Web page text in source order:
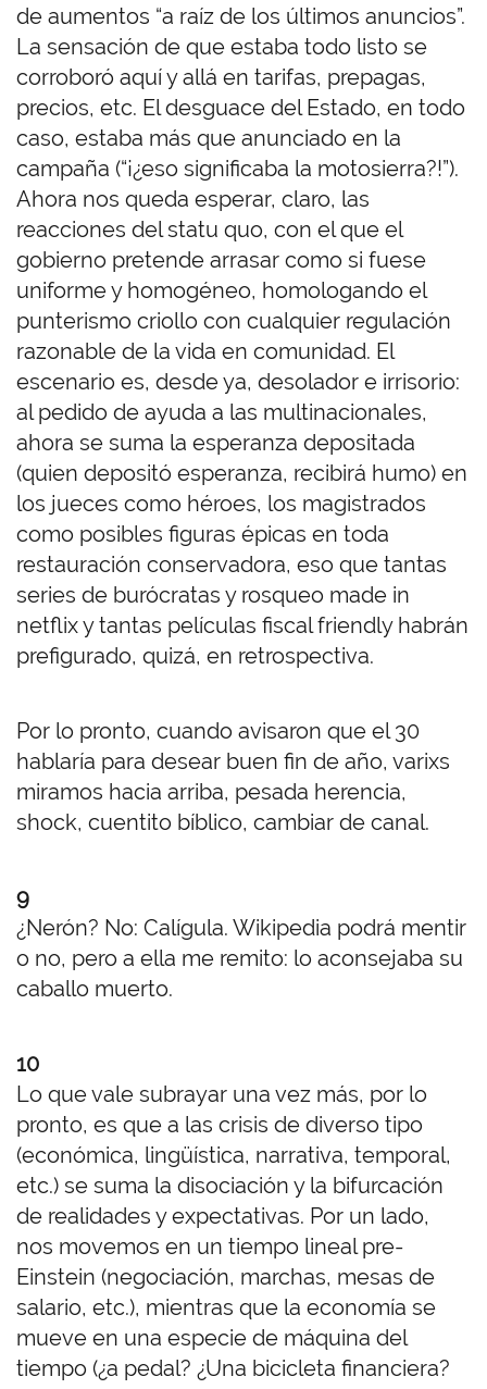
de aumentos “a raíz de los últimos anuncios”.
La sensación de que estaba todo listo se
corroboró aquí y allá en tarifas, prepagas,
precios, etc. El desguace del Estado, en todo
caso, estaba más que anunciado en la
campaña (“¡¿eso significaba la motosierra?!”).
Ahora nos queda esperar, claro, las
reacciones del statu quo, con el que el
gobierno pretende arrasar como si fuese
uniforme y homogéneo, homologando el
punterismo criollo con cualquier regulación
razonable de la vida en comunidad. El
escenario es, desde ya, desolador e irrisorio:
al pedido de ayuda a las multinacionales,
ahora se suma la esperanza depositada
(quien depositó esperanza, recibirá humo) en
los jueces como héroes, los magistrados
como posibles figuras épicas en toda
restauración conservadora, eso que tantas
series de burócratas y rosqueo made in
netflix y tantas películas fiscal friendly habrán
prefigurado, quizá, en retrospectiva.
Por lo pronto, cuando avisaron que el 30
hablaría para desear buen fin de año, varixs
miramos hacia arriba, pesada herencia,
shock, cuentito bíblico, cambiar de canal.
9
¿Nerón? No: Calígula. Wikipedia podrá mentir
o no, pero a ella me remito: lo aconsejaba su
caballo muerto.
10
Lo que vale subrayar una vez más, por lo
pronto, es que a las crisis de diverso tipo
(económica, lingüística, narrativa, temporal,
etc.) se suma la disociación y la bifurcación
de realidades y expectativas. Por un lado,
nos movemos en un tiempo lineal pre-
Einstein (negociación, marchas, mesas de
salario, etc.), mientras que la economía se
mueve en una especie de máquina del
tiempo (¿a pedal? ¿Una bicicleta financiera?